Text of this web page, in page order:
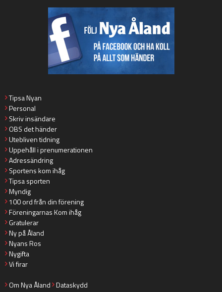
Tipsa Nyan
Personal
Skriv insändare
OBS det händer
Utebliven tidning
Uppehåll i prenumerationen
Adressändring
Sportens kom ihåg
Tipsa sporten
Myndig
100 ord från din förening
Föreningarnas Kom ihåg
Gratulerar
Ny på Åland
Nyans Ros
Nygifta
Vi firar
Om Nya Åland Dataskydd